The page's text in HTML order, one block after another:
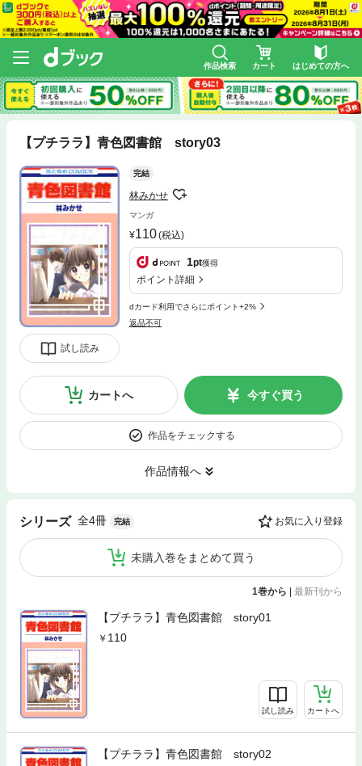
作品検索 カート はじめての方へ
【プチララ】青色図書館 story03
試し読み
完結
林みかせ
マンガ
110(税込)
1pt獲得
ポイント詳細
dカード利用でさらにポイント+2%
返品不可
カートへ 今すぐ買う
作品をチェックする
作品情報へ
シリーズ 全4冊 完結 お気に入り登録
未購入巻をまとめて買う
1巻から 最新刊から
【プチララ】青色図書館 story01
110
試し読み カートへ
【プチララ】青色図書館 story02